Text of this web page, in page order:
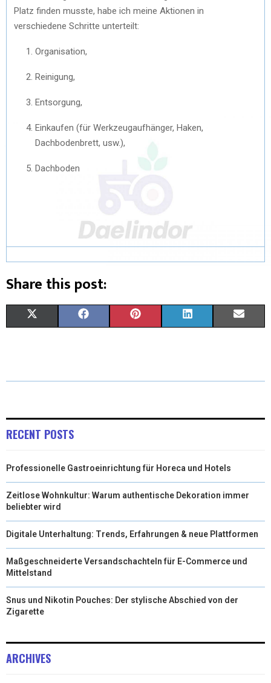
Platz finden musste, habe ich meine Aktionen in
verschiedene Schritte unterteilt:
Organisation,
Reinigung,
Entsorgung,
Einkaufen (für Werkzeugaufhänger, Haken,
Dachbodenbrett, usw.),
Dachboden
Share this post:
W
E
R
)
E
K
T
S
T
K
N
I
RECENT POSTS
Professionelle Gastroeinrichtung für Horeca und Hotels
Zeitlose Wohnkultur: Warum authentische Dekoration immer
beliebter wird
Digitale Unterhaltung: Trends, Erfahrungen & neue Plattformen
Maßgeschneiderte Versandschachteln für E-Commerce und
Mittelstand
Snus und Nikotin Pouches: Der stylische Abschied von der
Zigarette
ARCHIVES